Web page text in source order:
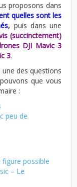
proposons dans
quelles sont les
, puis dans une
(succinctement)
DJI Mavic 3
3.
des questions
que vous
:
peu de
possible
– Le